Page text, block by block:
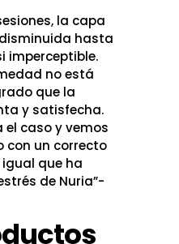
la capa
hasta
imperceptible.
no está
que la
y satisfecha.
el caso y vemos
con un correcto
que ha
de Nuria”-